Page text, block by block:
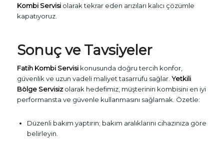
Kombi Servisiolarak tekrar eden arızıları kalıcı çözümle
kapatıyoruz.
Sonuç ve Tavsiyeler
Fatih Kombi Servisikonusunda doğru tercih konfor,
güvenlik ve uzun vadeli maliyet tasarrufu sağlar. Yetkili
Bölge Servisizolarak hedefimiz, müşterinin kombisini en iyi
performansta ve güvenle kullanmasını sağlamak. Özetle:
Düzenli bakım yaptırın; bakım aralıklarını cihazınıza göre
belirleyin.